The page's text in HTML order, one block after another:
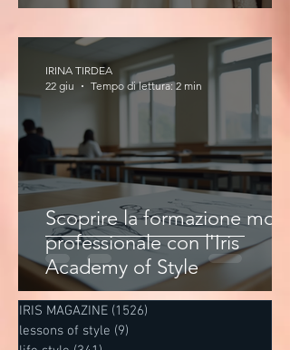
Scoprire la formazione moda
professionale con l'Iris
Academy of Style
IRINA TIRDEA
22 giu
Tempo di lettura: 2 min
IRIS MAGAZINE (1526)
lessons of style (9)